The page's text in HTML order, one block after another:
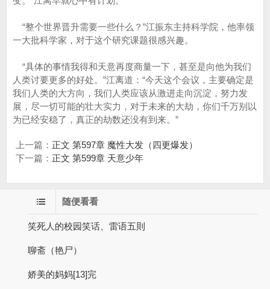
“整个世界晋升需要一些什么？”江振东主持科学院，他率领
一大批科学家，对于这个研究课题很感兴趣。
“具体的事情我得和天意再度商量一下，甚至是向他为我们
人类讨要更多的好处。”江离道：“今天这个会议，主要确定是
我们人类的大方向，我们人类应该从激进走向沉淀，努力发
展，尽一切可能的壮大实力，对于未来的大劫，你们千万别以
为已经安稳了，真正的劫数还没有到来。”
上一篇： 正文 第597章 魔性大发（四更爆发）
下一篇： 正文 第599章 天意少年
随便看看
笑死人的校园笑话、雷语五則
聊斋（艳尸）
娇美的妈妈[13]完